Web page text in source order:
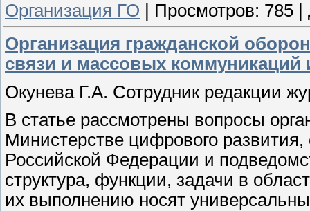
Организация ГО
Просмотров: 785
Организация гражданской
связи и массовых
Окунева Г.А. Сотрудник редакции
В статье рассмотрены вопросы
Министерстве цифрового
Российской Федерации и
структура, функции, задачи в
их выполнению носят